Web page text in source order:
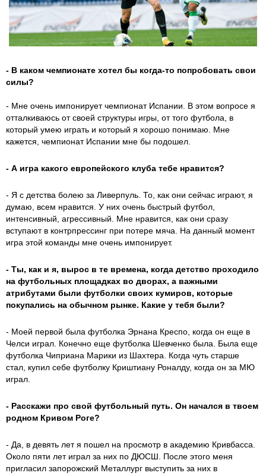
- В каком чемпионате хотел бы когда-то попробовать свои
силы?
- Мне очень импонирует чемпионат Испании. В этом вопросе я
отталкиваюсь от своей структуры игры, от того футбола, в
который умею играть и который я хорошо понимаю. Мне
кажется, чемпионат Испании мне бы подошел.
- А игра какого европейского клуба тебе нравится?
- Я с детства болею за Ливерпуль. То, как они сейчас играют, я
думаю, всем нравится. У них очень быстрый футбол,
интенсивный, агрессивный. Мне нравится, как они сразу
вступают в контрпрессинг при потере мяча. На данный момент
игра этой команды мне очень импонирует.
- Ты, как и я, вырос в те времена, когда детство проходило
на футбольных площадках во дворах, а важными
атрибутами были футболки своих кумиров, которые
покупались на обычном рынке. Какие у тебя были?
- Моей первой была футболка Эрнана Креспо, когда он еще в
Челси играл. Конечно еще футболка Шевченко была. Была еще
футболка Чиприана Марики из Шахтера. Когда чуть старше
стал, купил себе футболку Криштиану Роналду, когда он за МЮ
играл.
- Расскажи про свой футбольный путь. Он начался в твоем
родном Кривом Роге?
- Да, в девять лет я пошел на просмотр в академию Кривбасса.
Около пяти лет играл за них по ДЮСШ. После этого меня
пригласил запорожский Металлург выступить за них в